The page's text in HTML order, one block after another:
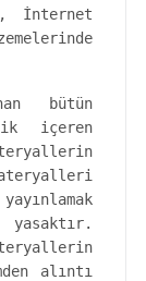
İnternet
bütün
içeren
alıntı